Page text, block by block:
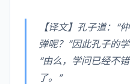
【译文】孔子道：“
弹呢？”因此孔子的
“由么，学问已经不
了。”